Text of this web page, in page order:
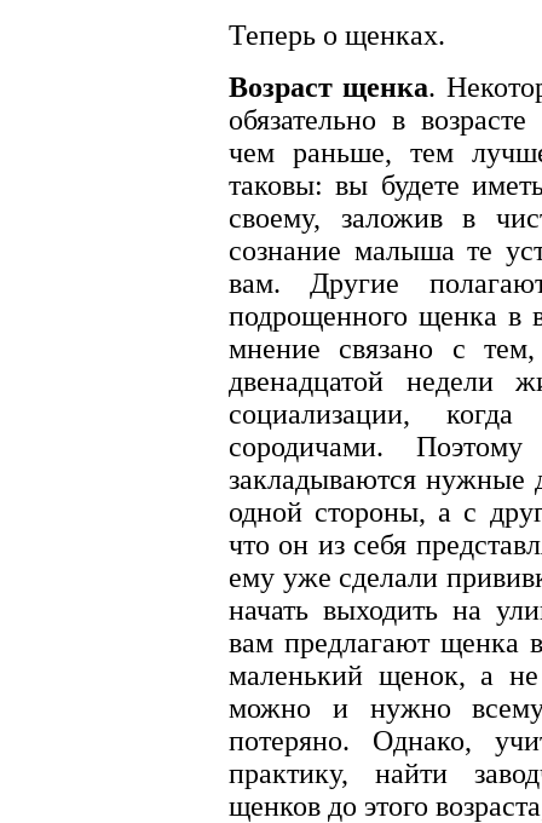
Теперь о щенках.
Возраст щенка.
обязательно в
чем раньше, тем
таковы: вы будете
своему, заложив в
сознание малыша те
вам. Другие
подрощенного щенка в
мнение связано с
двенадцатой недели
социализации,
сородичами.
закладываются нужные
одной стороны, а с
что он из себя
ему уже сделали
начать выходить на
вам предлагают щенка
маленький щенок, а
можно и нужно
потеряно. Однако,
практику, найти
щенков до этого